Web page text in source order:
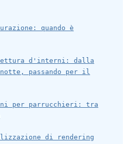
quando è
d'interni: dalla
passando per il
per parrucchieri: tra
di rendering